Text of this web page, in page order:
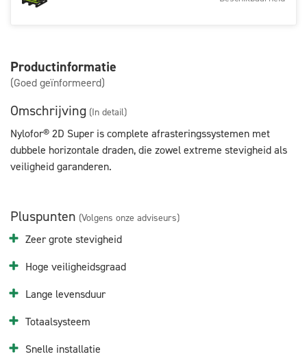
Productinformatie
(Goed geïnformeerd)
Omschrijving (In detail)
Nylofor® 2D Super is complete afrasteringssystemen met
dubbele horizontale draden, die zowel extreme stevigheid als
veiligheid garanderen.
Pluspunten (Volgens onze adviseurs)
Zeer grote stevigheid
Hoge veiligheidsgraad
Lange levensduur
Totaalsysteem
Snelle installatie